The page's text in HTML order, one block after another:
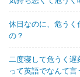
休日なのに、危うく
の？
二度寝して危うく遅
って英語でなんて言